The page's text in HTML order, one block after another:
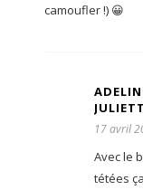
camoufler !) 😀
17 avril
Avec le
tétées